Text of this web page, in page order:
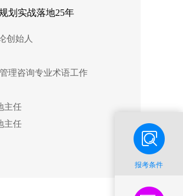
划实战落地25年
创始人
理咨询专业术语工作
主任
主任
报考条件